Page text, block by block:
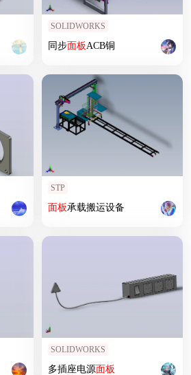
SOLIDWORKS
同步面板ACB铜
STP
面板承载搬运设备
SOLIDWORKS
多插座电源面板